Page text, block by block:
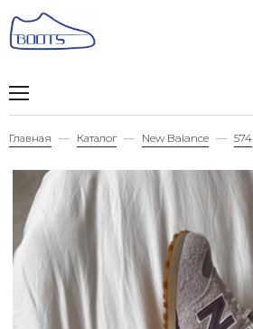
Главная Каталог New Balance 574